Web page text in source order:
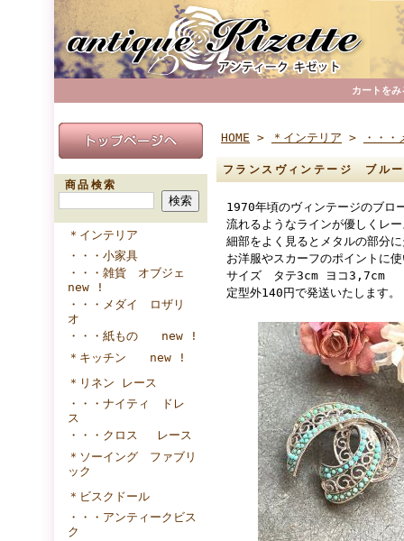
カートをみ
商品検索
＊インテリア
・・・小家具
・・・雑貨 オブジェ
new !
・・・メダイ ロザリ
オ
・・・紙もの new !
＊キッチン new !
＊リネン レース
・・・ナイティ ドレ
ス
・・・クロス レース
＊ソーイング ファブリ
ック
＊ビスクドール
・・・アンティークビス
ク
HOME > ＊インテリア > ・・
フランスヴィンテージ ブル
1970年頃のヴィンテージのブロ
流れるようなラインが優しくレ
細部をよく見るとメタルの部分
お洋服やスカーフのポイントに
サイズ タテ3cm ヨコ3,7cm
定型外140円で発送いたします。